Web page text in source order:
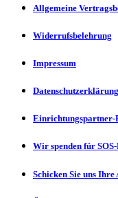
Allgemeine
Widerrufsbelehrung
Impressum
Datenschutzerklärung
Einrichtungspartner-
Wir spenden für
Schicken Sie uns Ihre